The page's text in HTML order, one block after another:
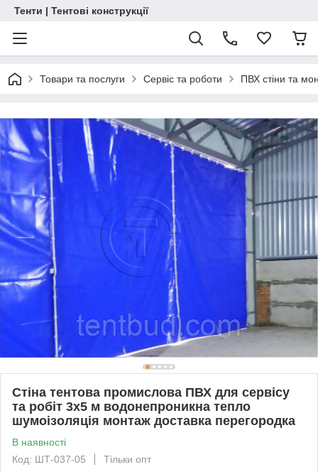
Тенти | Тентові конструкції
Товари та послуги Сервіс та роботи ПВХ стіни та
Стіна тентова промислова ПВХ для сервісу
та робіт 3x5 м водонепроникна тепло
шумоізоляція монтаж доставка перегородка
В наявності
Код: ШТ-037-05
Тільки опт